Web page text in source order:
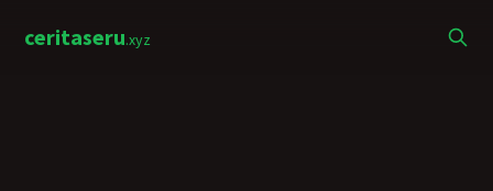
ceritaseru.xyz